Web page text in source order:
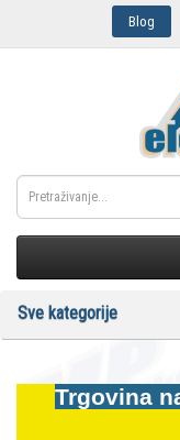
Blog
Sve kategorije
Trgovina